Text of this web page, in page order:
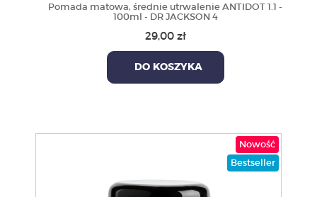
Pomada matowa, średnie utrwalenie ANTIDOT 1.1 -
100ml - DR JACKSON 4
29,00 zł
DO KOSZYKA
Nowość
Bestseller